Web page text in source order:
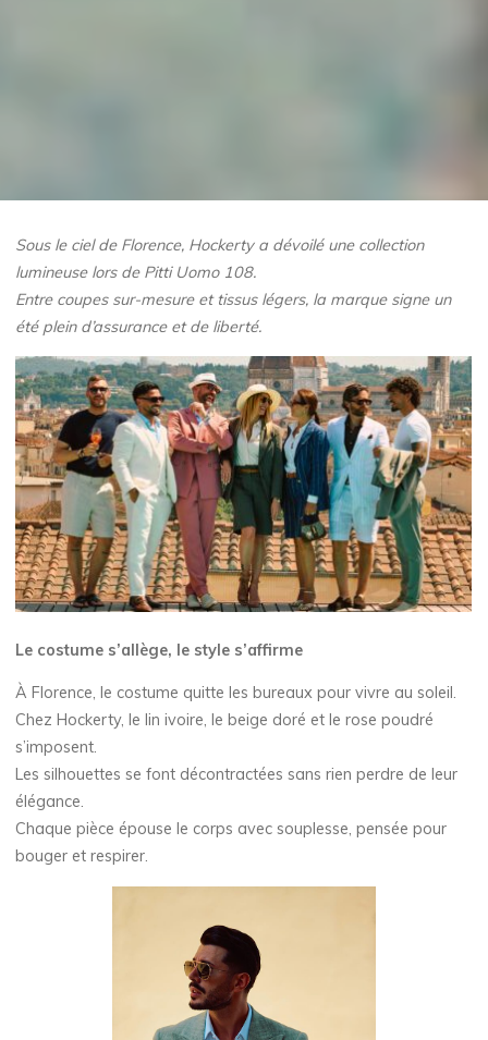
Sous le ciel de Florence, Hockerty a dévoilé une collection
lumineuse lors de Pitti Uomo 108.
Entre coupes sur-mesure et tissus légers, la marque signe un
été plein d’assurance et de liberté.
Le costume s’allège, le style s’affirme
À Florence, le costume quitte les bureaux pour vivre au soleil.
Chez Hockerty, le lin ivoire, le beige doré et le rose poudré
s’imposent.
Les silhouettes se font décontractées sans rien perdre de leur
élégance.
Chaque pièce épouse le corps avec souplesse, pensée pour
bouger et respirer.